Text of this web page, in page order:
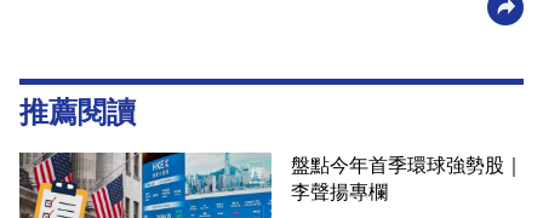
推薦閱讀
盤點今年首季環球強勢股｜
李聲揚專欄